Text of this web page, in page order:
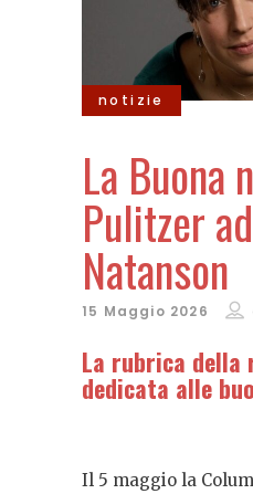
notizie
La Buona
Pulitzer
Natanson
15 Maggio 2026
La rubrica della
dedicata alle
Il 5 maggio la